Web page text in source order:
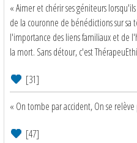
« Aimer et chérir ses géniteurs
de la couronne de bénédictions sur
l'importance des liens familiaux et de
la mort. Sans détour, c'est
[31]
« On tombe par accident, On se
[47]